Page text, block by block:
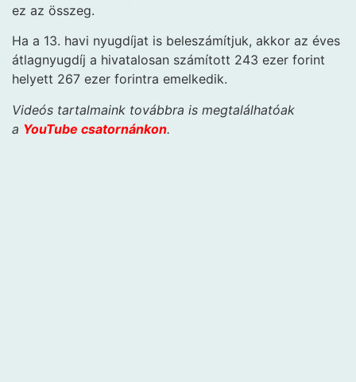
ez az összeg.
Ha a 13. havi nyugdíjat is beleszámítjuk, akkor az éves
átlagnyugdíj a hivatalosan számított 243 ezer forint
helyett 267 ezer forintra emelkedik.
Videós tartalmaink továbbra is megtalálhatóak
a YouTube csatornánkon.